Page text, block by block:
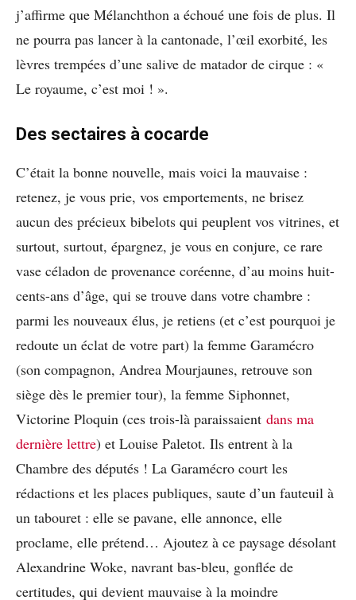
j’affirme que Mélanchthon a échoué une fois de plus. Il
ne pourra pas lancer à la cantonade, l’œil exorbité, les
lèvres trempées d’une salive de matador de cirque : «
Le royaume, c’est moi ! ».
Des sectaires à cocarde
C’était la bonne nouvelle, mais voici la mauvaise :
retenez, je vous prie, vos emportements, ne brisez
aucun des précieux bibelots qui peuplent vos vitrines, et
surtout, surtout, épargnez, je vous en conjure, ce rare
vase céladon de provenance coréenne, d’au moins huit-
cents-ans d’âge, qui se trouve dans votre chambre :
parmi les nouveaux élus, je retiens (et c’est pourquoi je
redoute un éclat de votre part) la femme Garamécro
(son compagnon, Andrea Mourjaunes, retrouve son
siège dès le premier tour), la femme Siphonnet,
Victorine Ploquin (ces trois-là paraissaient dans ma
dernière lettre) et Louise Paletot. Ils entrent à la
Chambre des députés ! La Garamécro court les
rédactions et les places publiques, saute d’un fauteuil à
un tabouret : elle se pavane, elle annonce, elle
proclame, elle prétend… Ajoutez à ce paysage désolant
Alexandrine Woke, navrant bas-bleu, gonflée de
certitudes, qui devient mauvaise à la moindre